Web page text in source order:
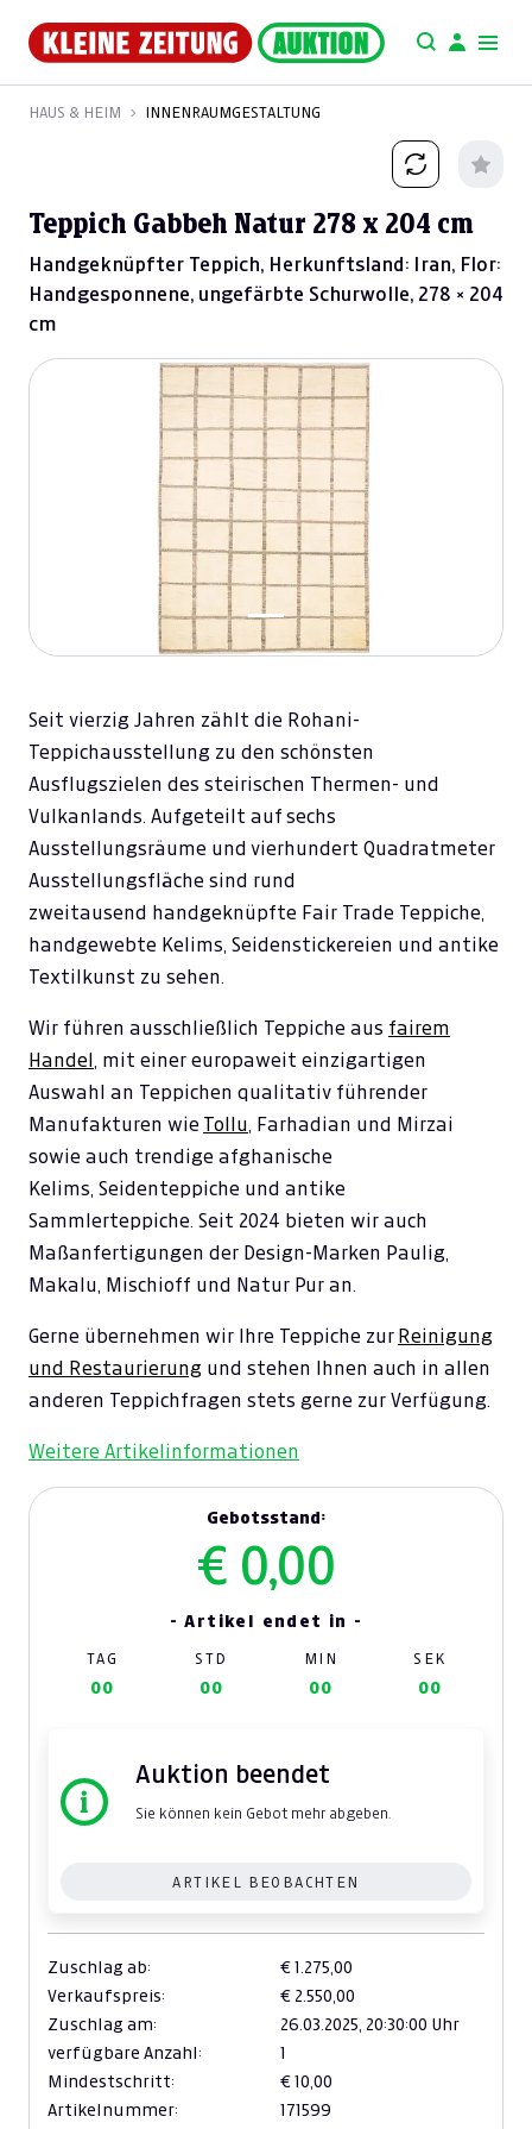
HAUS & HEIM INNENRAUMGESTALTUNG
Teppich Gabbeh Natur 278 x 204 cm
Handgeknüpfter Teppich, Herkunftsland: Iran, Flor:
Handgesponnene, ungefärbte Schurwolle, 278 × 204
cm
Seit vierzig Jahren zählt die Rohani-
Teppichausstellung zu den schönsten
Ausflugszielen des steirischen Thermen- und
Vulkanlands. Aufgeteilt auf sechs
Ausstellungsräume und vierhundert Quadratmeter
Ausstellungsfläche sind rund
zweitausend handgeknüpfte Fair Trade Teppiche,
handgewebte Kelims, Seidenstickereien und antike
Textilkunst zu sehen.
Wir führen ausschließlich Teppiche aus fairem
Handel
, mit einer europaweit einzigartigen
Auswahl an Teppichen qualitativ führender
Manufakturen wie Tollu , Farhadian und Mirzai
sowie auch trendige afghanische
Kelims, Seidenteppiche und antike
Sammlerteppiche. Seit 2024 bieten wir auch
Maßanfertigungen der Design-Marken Paulig,
Makalu, Mischioff und Natur Pur an.
Gerne übernehmen wir Ihre Teppiche zur Reinigung
und Restaurierung und stehen Ihnen auch in allen
anderen Teppichfragen stets gerne zur Verfügung.
Weitere Artikelinformationen
Gebotsstand:
€ 0,00
- Artikel endet in -
TAG STD MIN SEK
00 00 00 00
Auktion beendet
Sie können kein Gebot mehr abgeben.
ARTIKEL BEOBACHTEN
Zuschlag ab:
€ 1.275,00
Verkaufspreis:
€ 2.550,00
Zuschlag am:
26.03.2025, 20:30:00 Uhr
verfügbare Anzahl:
1
Mindestschritt:
€ 10,00
Artikelnummer:
171599